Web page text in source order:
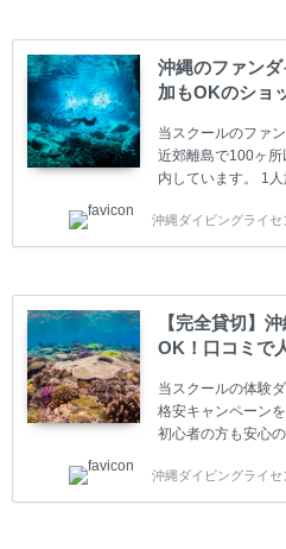
は年間を通じてキ
ックダイバー(Cカ
ャンペーン ￥
迎 / 保険 / 全て込み
沖縄のファン
加もOKのショ
当スクールのファ
近郊離島で100ヶ
内しています。 1
の方も安心して楽
グコースもご用意
ーター様はファン
10%OFF、フル器
沖縄本島周辺ビー
込)【 2ビーチ 】
沖縄ダイビングライ
【完全貸切】
OK！口コミで
当スクールの体験
格安キャンペーン
初心者の方も安心
1人様から気軽にご
画質の記念撮影&
沖縄ダイビングライ